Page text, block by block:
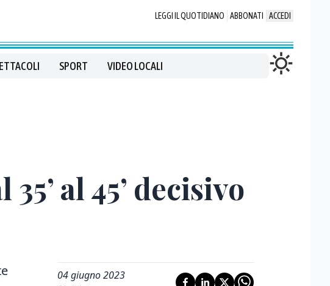
LEGGI IL QUOTIDIANO ABBONATI ACCEDI
SPORT VIDEO LOCALI
al 45’ decisivo
04 giugno 2023